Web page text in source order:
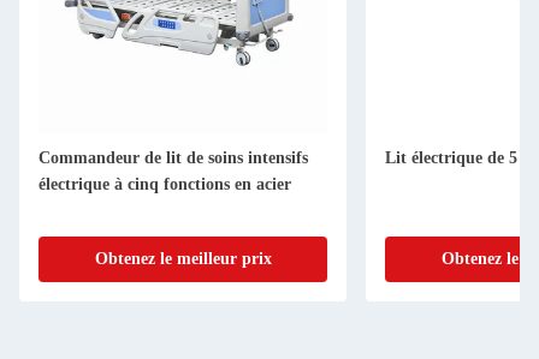
Commandeur de lit de soins intensifs
électrique à cinq fonctions en acier
Obtenez le meilleur prix
Lit électrique de 5
Obtenez le